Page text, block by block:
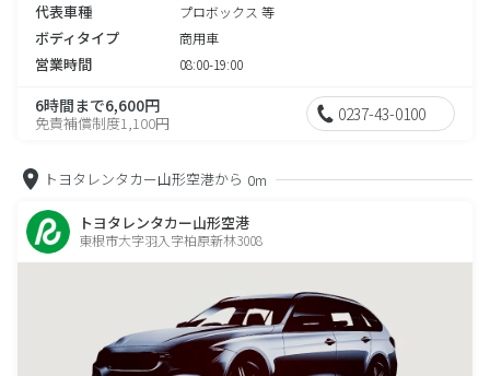
代表車種 プロボックス 等
ボディタイプ 商用車
営業時間 08:00-19:00
6時間まで6,600円
免責補償制度1,100円 0237-43-0100
トヨタレンタカー山形空港から 0m
トヨタレンタカー山形空港
東根市大字羽入字柏原新林3008